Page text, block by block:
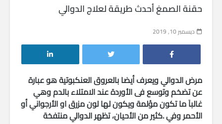
حقنة الصمغ أحدث طريقة لعلاج الدوالي
ديسمبر 10, 2019
مرض الدوالي ويعرف أيضا بالعروق العنكبوتية هو عبارة
عن تضخم وتوسع فى الأوردة عند الامتلاء بالدم وهي
غالباَ ما تكون مؤلمة ويكون لها لون مزرق او الأرجواني أو
الأحمر وفي .كثير من الأحيان، تظهر الدوالي منتفخة